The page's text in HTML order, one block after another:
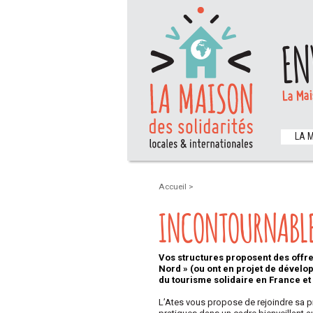
La
LA
Accueil >
Vos structures proposent des
Nord » (ou ont en projet de
du tourisme solidaire en France et
L’Ates vous propose de rejoindre sa